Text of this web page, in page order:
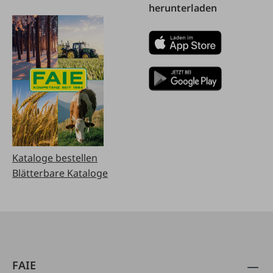
Kataloge bestellen
Blätterbare Kataloge
herunterladen
FAIE